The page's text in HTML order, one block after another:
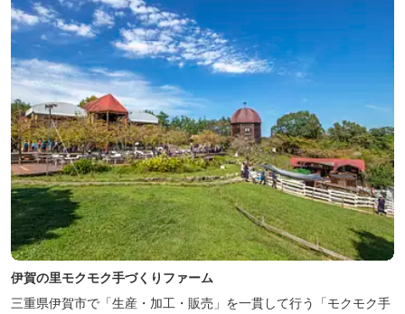
伊賀の里モクモク手づくりファーム
三重県伊賀市で「生産・加工・販売」を一貫して行う「モクモク手